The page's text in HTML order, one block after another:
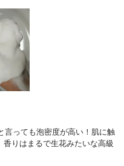
っても泡密度が高い！肌に触
りはまるで生花みたいな高級